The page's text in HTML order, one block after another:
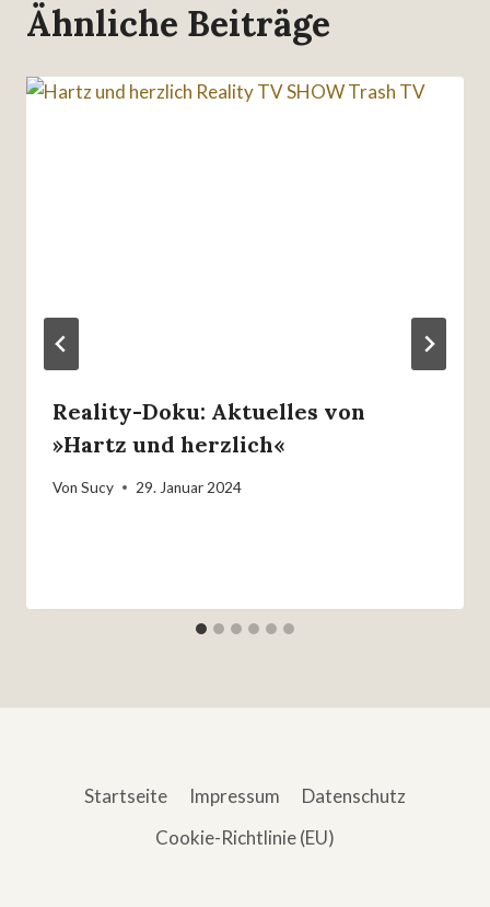
Ähnliche Beiträge
Reality-Doku: Aktuelles von
»Hartz und herzlich«
Von Sucy 29. Januar 2024
Startseite Impressum
Datenschutz
Cookie-Richtlinie (EU)